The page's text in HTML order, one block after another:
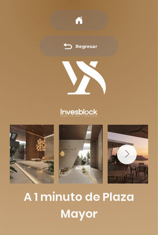
Regresar
A 1 minuto de Plaza
Mayor